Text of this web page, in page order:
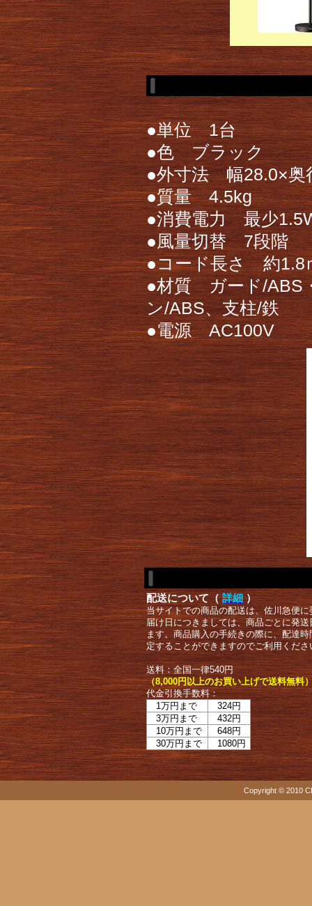
●単位 1台
●色 ブラック
●外寸法 幅28.0×奥
●質量 4.5kg
●消費電力 最少
●風量切替 7段階
●コード長さ 約1.8
●材質 ガード/ABS
ン/ABS、支柱/鉄
●電源 AC100V
配送について（ 詳細 ）
当サイトでの商品の配送は、佐川急便
届け日につきましては、商品ごとに発
ます。商品購入の手続きの際に、配達
定することができますのでご利用くださ
送料：全国一律540円
（8,000円以上のお買い上げで送料無料
代金引換手数料：
1万円まで
324円
3万円まで
432円
10万円まで
648円
30万円まで
1080円
Copyright © 2010